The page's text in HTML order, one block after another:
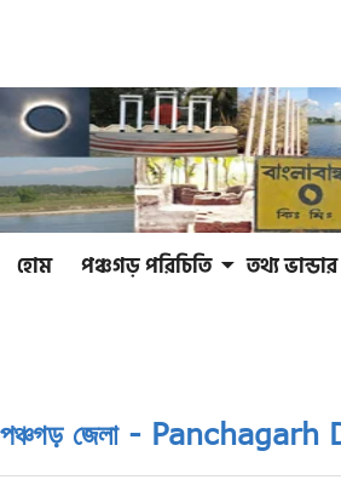
হোম পঞ্চগড় পরিচিতি তথ্য ভান্ডার
পঞ্চগড় জেলা -